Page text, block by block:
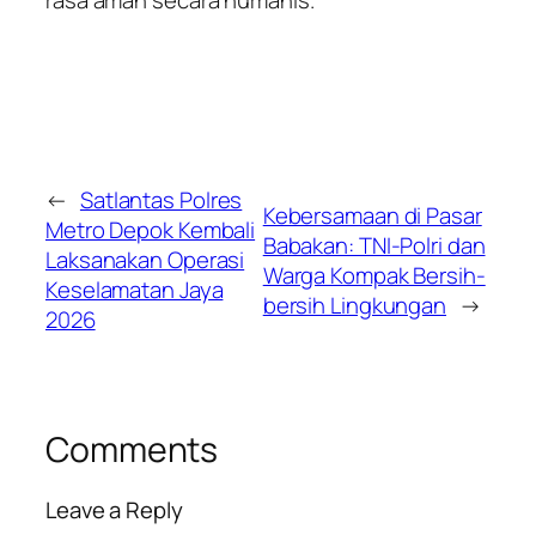
← Satlantas Polres
Metro Depok Kembali
Laksanakan Operasi
Keselamatan Jaya
2026
Kebersamaan di Pasar
Babakan: TNI-Polri dan
Warga Kompak Bersih-
bersih Lingkungan →
Comments
Leave a Reply